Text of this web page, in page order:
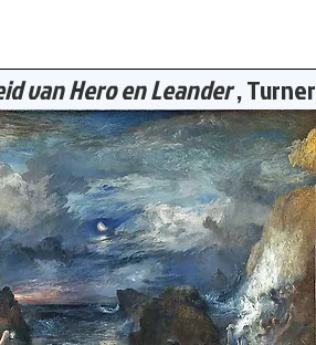
van Hero en Leander , Turner